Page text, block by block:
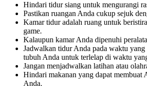
Hindari tidur siang untuk mengurangi
Pastikan ruangan Anda cukup sejuk
Kamar tidur adalah ruang untuk
game.
Kalaupun kamar Anda dipenuhi
Jadwalkan tidur Anda pada waktu
tubuh Anda untuk terlelap di waktu
Jangan menjadwalkan latihan atau
Hindari makanan yang dapat membuat
Anda.